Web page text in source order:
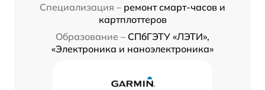
Специализация – ремонт смарт-часов и
картплоттеров
Образование – СПбГЭТУ «ЛЭТИ»,
«Электроника и наноэлектроника»